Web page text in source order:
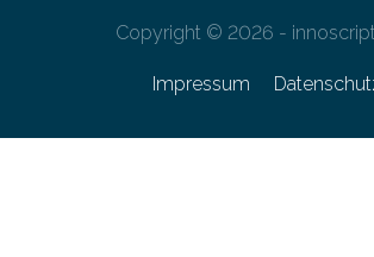
Copyright © 2026 -
Impressum